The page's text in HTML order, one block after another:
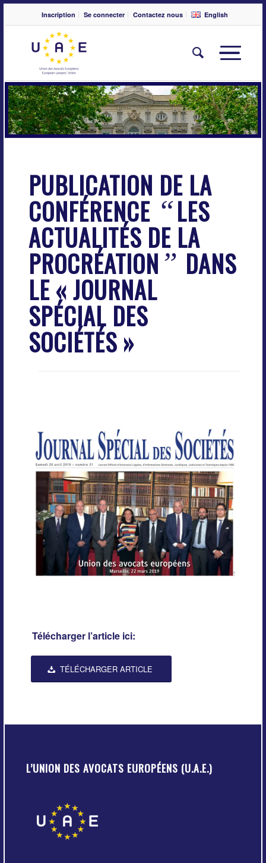
Inscription Se connecter Contactez nous English
PUBLICATION DE LA
CONFÉRENCE “LES
ACTUALITÉS DE LA
PROCRÉATION” DANS
LE « JOURNAL
SPÉCIAL DES
SOCIÉTÉS »
Télécharger l’article ici:
TÉLÉCHARGER ARTICLE
L’UNION DES AVOCATS EUROPÉENS (U.A.E.)